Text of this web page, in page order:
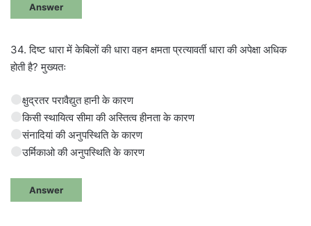
Answer
34. दिष्ट धारा में केबिलों की धारा वहन क्षमता प्रत्यावर्ती धारा की अपेक्षा अधिक
होती है? मुख्यतः
क्षुद्रतर परावैद्युत हानी के कारण
किसी स्थायित्व सीमा की अस्तित्व हीनता के कारण
संनादियां की अनुपस्थिति के कारण
उर्मिकाओ की अनुपस्थिति के कारण
Answer